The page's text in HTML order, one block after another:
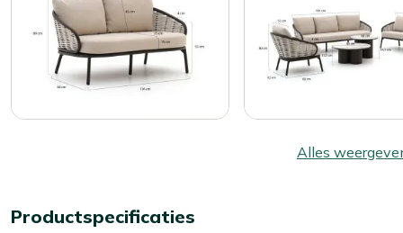
Alles
Productspecificaties